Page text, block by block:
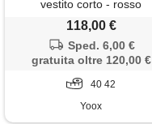
vestito corto - rosso
pomodoro
118,00 €
Sped. 6,00 €
gratuita oltre 120,00 €
40 42
Yoox